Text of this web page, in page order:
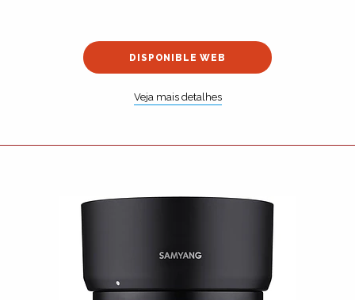
DISPONIBLE WEB
Veja mais detalhes